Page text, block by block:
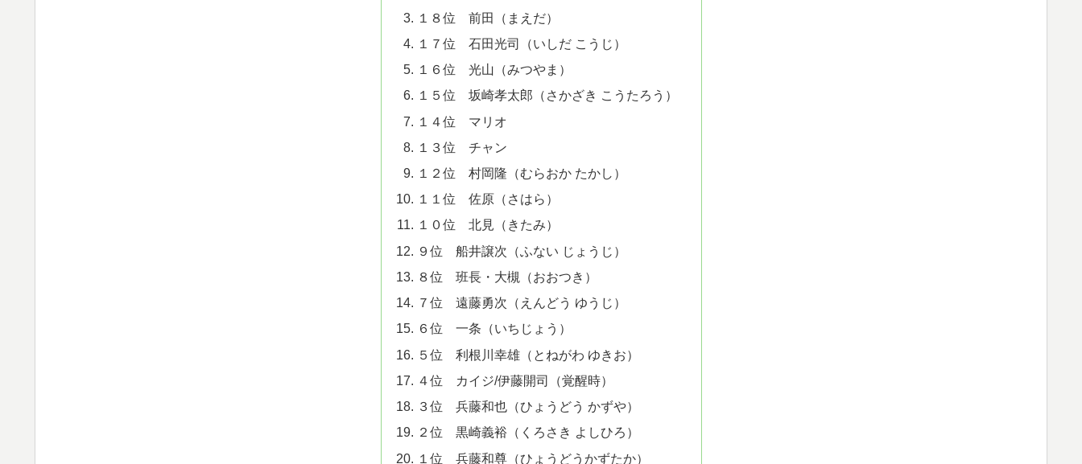
１８位 前田（まえだ）
１７位 石田光司（いしだ こうじ）
１６位 光山（みつやま）
１５位 坂崎孝太郎（さかざき こうたろう）
１４位 マリオ
１３位 チャン
１２位 村岡隆（むらおか たかし）
１１位 佐原（さはら）
１０位 北見（きたみ）
９位 船井譲次（ふない じょうじ）
８位 班長・大槻（おおつき）
７位 遠藤勇次（えんどう ゆうじ）
６位 一条（いちじょう）
５位 利根川幸雄（とねがわ ゆきお）
４位 カイジ/伊藤開司（覚醒時）
３位 兵藤和也（ひょうどう かずや）
２位 黒崎義裕（くろさき よしひろ）
１位 兵藤和尊（ひょうどうかずたか）